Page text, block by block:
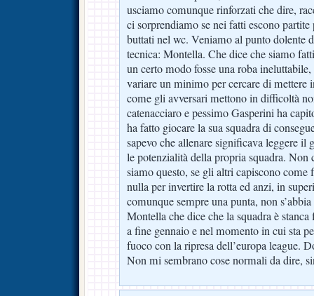
usciamo comunque rinforzati che dire,
ci sorprendiamo se nei fatti escono
buttati nel wc. Veniamo al punto dolente
tecnica: Montella. Che dice che siamo
un certo modo fosse una roba
variare un minimo per cercare di mettere
come gli avversari mettono in difficoltà
catenacciaro e pessimo Gasperini ha
ha fatto giocare la sua squadra di
sapevo che allenare significava leggere il
le potenzialità della propria squadra. Non
siamo questo, se gli altri capiscono come
nulla per invertire la rotta ed anzi, in
comunque sempre una punta, non
Montella che dice che la squadra è
a fine gennaio e nel momento in cui sta
fuoco con la ripresa dell’europa league.
Non mi sembrano cose normali da dire,